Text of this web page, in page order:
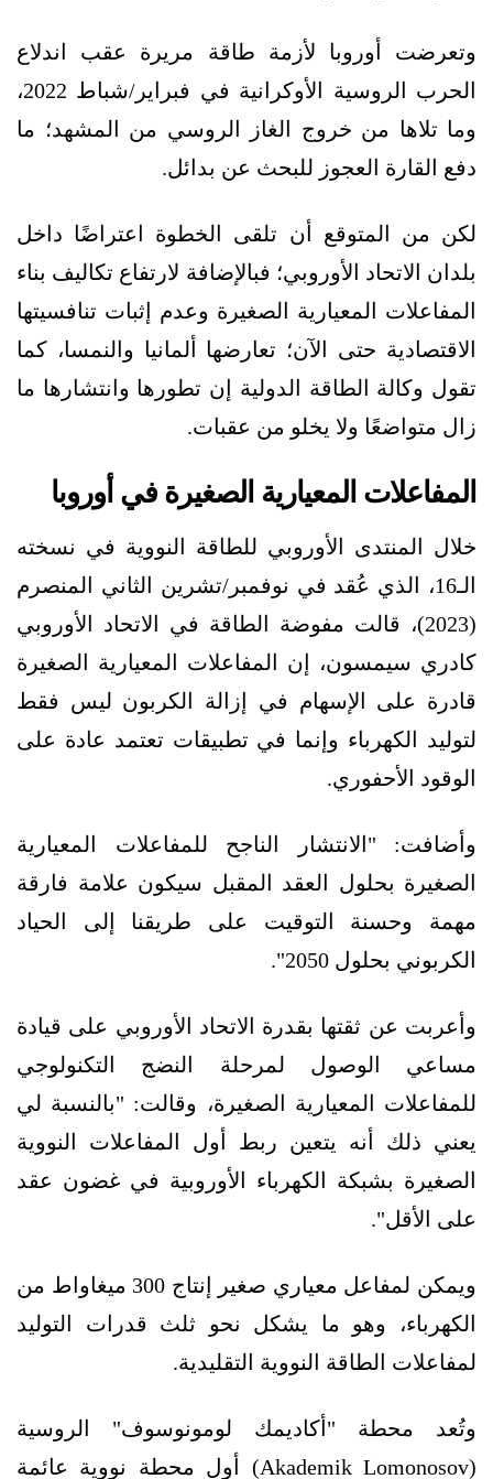
وتعرضت أوروبا لأزمة طاقة مريرة عقب اندلاع
الحرب الروسية الأوكرانية في فبراير/شباط 2022،
وما تلاها من خروج الغاز الروسي من المشهد؛ ما
دفع القارة العجوز للبحث عن بدائل.
لكن من المتوقع أن تلقى الخطوة اعتراضًا داخل
بلدان الاتحاد الأوروبي؛ فبالإضافة لارتفاع تكاليف بناء
المفاعلات المعيارية الصغيرة وعدم إثبات تنافسيتها
الاقتصادية حتى الآن؛ تعارضها ألمانيا والنمسا، كما
تقول وكالة الطاقة الدولية إن تطورها وانتشارها ما
زال متواضعًا ولا يخلو من عقبات.
المفاعلات المعيارية الصغيرة في أوروبا
خلال المنتدى الأوروبي للطاقة النووية في نسخته
الـ16، الذي عُقد في نوفمبر/تشرين الثاني المنصرم
(2023)، قالت مفوضة الطاقة في الاتحاد الأوروبي
كادري سيمسون، إن المفاعلات المعيارية الصغيرة
قادرة على الإسهام في إزالة الكربون ليس فقط
لتوليد الكهرباء وإنما في تطبيقات تعتمد عادة على
الوقود الأحفوري.
وأضافت: "الانتشار الناجح للمفاعلات المعيارية
الصغيرة بحلول العقد المقبل سيكون علامة فارقة
مهمة وحسنة التوقيت على طريقنا إلى الحياد
الكربوني بحلول 2050".
وأعربت عن ثقتها بقدرة الاتحاد الأوروبي على قيادة
مساعي الوصول لمرحلة النضج التكنولوجي
للمفاعلات المعيارية الصغيرة، وقالت: "بالنسبة لي
يعني ذلك أنه يتعين ربط أول المفاعلات النووية
الصغيرة بشبكة الكهرباء الأوروبية في غضون عقد
على الأقل".
ويمكن لمفاعل معياري صغير إنتاج 300 ميغاواط من
الكهرباء، وهو ما يشكل نحو ثلث قدرات التوليد
لمفاعلات الطاقة النووية التقليدية.
وتُعد محطة "أكاديمك لومونوسوف" الروسية
(Akademik Lomonosov) أول محطة نووية عائمة